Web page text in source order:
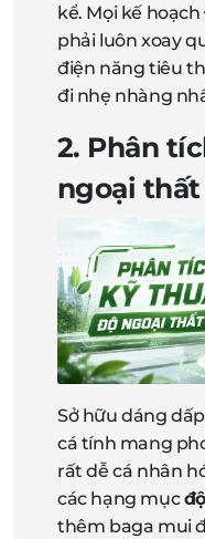
kể. Mọi kế hoạch
phải luôn xoay
điện năng tiêu
đi nhẹ nhàng
2. Phân
ngoại thất
Sở hữu dáng
cá tính mang
rất dễ cá nhân
các hạng mục
thêm baga mui